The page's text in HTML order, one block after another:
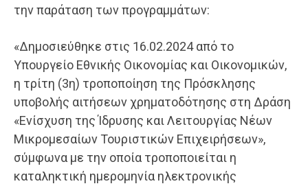
την παράταση των προγραμμάτων:
«Δημοσιεύθηκε στις 16.02.2024 από το
Υπουργείο Εθνικής Οικονομίας και Οικονομικών,
η τρίτη (3η) τροποποίηση της Πρόσκλησης
υποβολής αιτήσεων χρηματοδότησης στη Δράση
«Ενίσχυση της Ίδρυσης και Λειτουργίας Νέων
Μικρομεσαίων Τουριστικών Επιχειρήσεων»,
σύμφωνα με την οποία τροποποιείται η
καταληκτική ημερομηνία ηλεκτρονικής